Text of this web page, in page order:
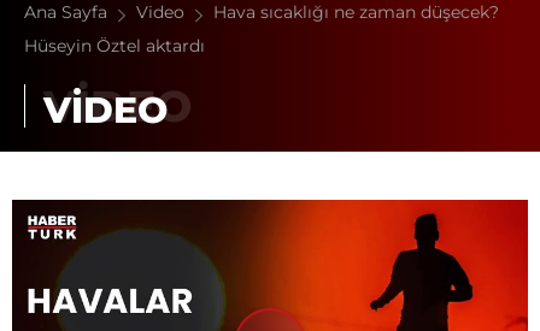
Ana Sayfa Video
Hava sıcaklığı ne zaman düşecek?
Hüseyin Öztel aktardı
VİDEO